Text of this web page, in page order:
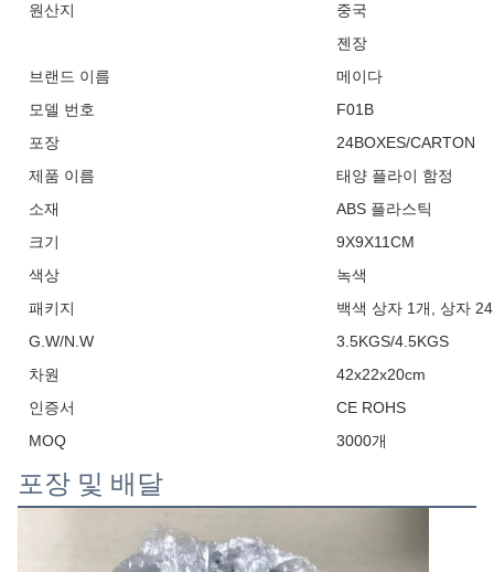
원산지
중국
젠장
브랜드 이름
메이다
모델 번호
F01B
포장
24BOXES/CARTON
제품 이름
태양 플라이 함정
소재
ABS 플라스틱
크기
9X9X11CM
색상
녹색
패키지
백색 상자 1개, 상자
G.W/N.W
3.5KGS/4.5KGS
차원
42x22x20cm
인증서
CE ROHS
MOQ
3000개
포장 및 배달